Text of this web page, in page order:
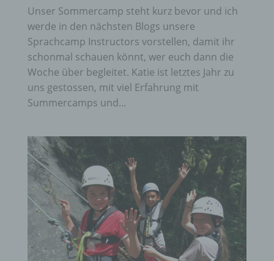
Unser Sommercamp steht kurz bevor und ich
werde in den nächsten Blogs unsere
Sprachcamp Instructors vorstellen, damit ihr
schonmal schauen könnt, wer euch dann die
Woche über begleitet. Katie ist letztes Jahr zu
uns gestossen, mit viel Erfahrung mit
Summercamps und...